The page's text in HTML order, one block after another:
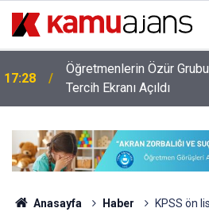
17:28
Öğretmenlerin Özür
Tercih Ekranı Açıldı
Anasayfa Haber
KPSS ön